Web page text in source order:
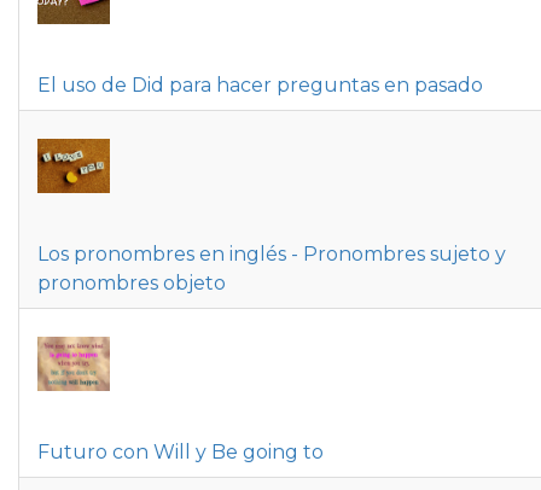
El uso de Did para hacer preguntas en pasado
Los pronombres en inglés - Pronombres sujeto y
pronombres objeto
Futuro con Will y Be going to